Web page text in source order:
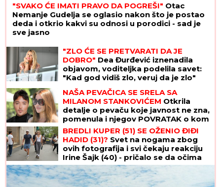
"SVAKO ĆE IMATI PRAVO DA POGREŠI" Otac
Nemanje Gudelja se oglasio nakon što je postao
deda i otkrio kakvi su odnosi u porodici - sad je
sve jasno
"ZLO ĆE SE PRETVARATI DA JE
DOBRO" Dea Đurđević iznenadila
objavom, voditeljka podelila savet:
"Kad god vidiš zlo, veruj da je zlo"
NAŠA PEVAČICA SE SRELA SA
MILANOM STANKOVIĆEM Otkrila
detalje o pevaču koje javnost ne zna,
pomenula i njegov POVRATAK o kom
svi pričaju (VIDEO)
BREDLI KUPER (51) SE OŽENIO ĐIĐI
HADID (31)? Svet na nogama zbog
ovih fotografija i svi čekaju reakciju
Irine Šajk (40) - pričalo se da očima
ne može da gleda manekenku